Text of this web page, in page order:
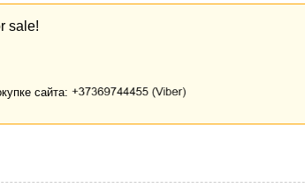
sale!
сайта: